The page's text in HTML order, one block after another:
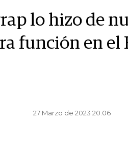
lo hizo de
función en el
27 Marzo de 2023 20.06